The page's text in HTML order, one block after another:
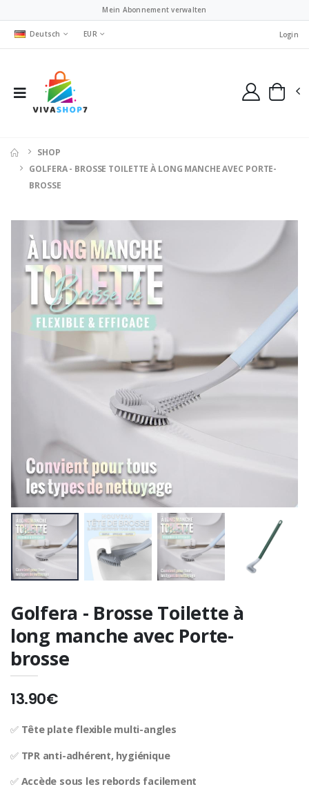
Mein Abonnement verwalten
Deutsch EUR Login
SHOP
GOLFERA - BROSSE TOILETTE À LONG MANCHE AVEC PORTE-
BROSSE
Golfera - Brosse Toilette à
long manche avec Porte-
brosse
13.90€
✅ Tête plate flexible multi-angles
✅ TPR anti-adhérent, hygiénique
✅ Accède sous les rebords facilement